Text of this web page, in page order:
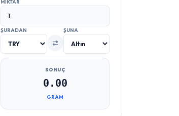
MIKTAR
ŞURADAN ŞUNA
SONUÇ
0.00
GRAM